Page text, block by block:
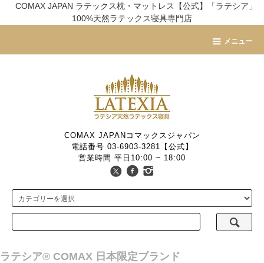
COMAX JAPAN ラテックス枕・マットレス【公式】「ラテシア」
100%天然ラテックス寝具専門店
メニュー
COMAX JAPANコマックスジャパン
電話番号 03-6903-3281【公式】
営業時間 平日10:00 ~ 18:00
ラテシア® COMAX 日本限定ブランド